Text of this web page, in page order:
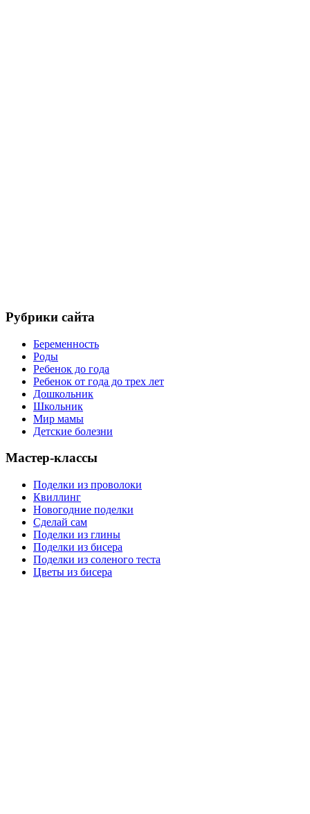
Рубрики сайта
Беременность
Роды
Ребенок до года
Ребенок от года до трех лет
Дошкольник
Школьник
Мир мамы
Детские болезни
Мастер-классы
Поделки из проволоки
Квиллинг
Новогодние поделки
Сделай сам
Поделки из глины
Поделки из бисера
Поделки из соленого теста
Цветы из бисера